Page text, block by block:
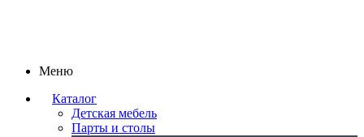
Меню
Каталог
Детская мебель
Парты и столы